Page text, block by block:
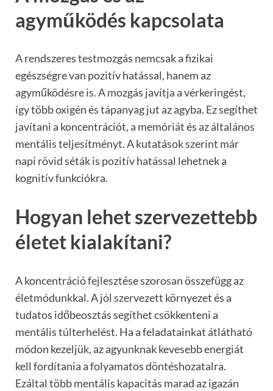
agyműködés kapcsolata
A rendszeres testmozgás nemcsak a fizikai
egészségre van pozitív hatással, hanem az
agyműködésre is. A mozgás javítja a vérkeringést,
így több oxigén és tápanyag jut az agyba. Ez segíthet
javítani a koncentrációt, a memóriát és az általános
mentális teljesítményt. A kutatások szerint már
napi rövid séták is pozitív hatással lehetnek a
kognitív funkciókra.
Hogyan lehet szervezettebb
életet kialakítani?
A koncentráció fejlesztése szorosan összefügg az
életmódunkkal. A jól szervezett környezet és a
tudatos időbeosztás segíthet csökkenteni a
mentális túlterhelést. Ha a feladatainkat átlátható
módon kezeljük, az agyunknak kevesebb energiát
kell fordítania a folyamatos döntéshozatalra.
Ezáltal több mentális kapacitás marad az igazán